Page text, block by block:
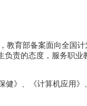
教育部备案面向全国
责的态度，服务职
》、《计算机应用